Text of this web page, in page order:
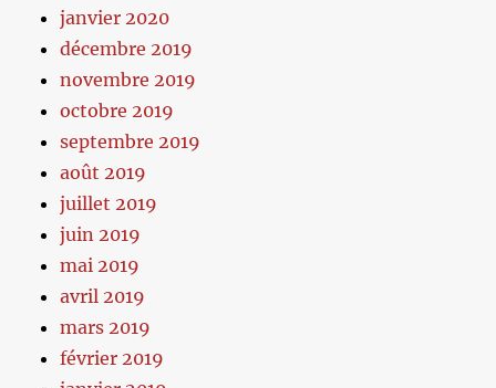
janvier 2020
décembre 2019
novembre 2019
octobre 2019
septembre 2019
août 2019
juillet 2019
juin 2019
mai 2019
avril 2019
mars 2019
février 2019